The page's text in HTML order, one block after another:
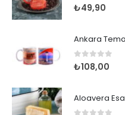
0 out of 5
₺49,90
0 out of 5
₺108,00
Aloavera